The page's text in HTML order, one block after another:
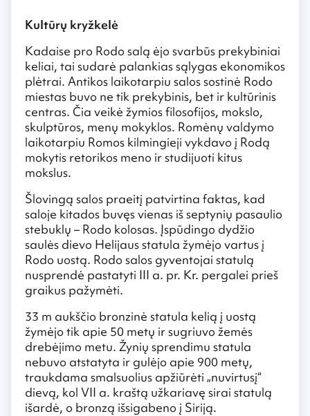
Kultūrų kryžkelė
Kadaise pro Rodo salą ėjo svarbūs prekybiniai
keliai, tai sudarė palankias sąlygas ekonomikos
plėtrai. Antikos laikotarpiu salos sostinė Rodo
miestas buvo ne tik prekybinis, bet ir kultūrinis
centras. Čia veikė žymios filosofijos, mokslo,
skulptūros, menų mokyklos. Romėnų valdymo
laikotarpiu Romos kilmingieji vykdavo į Rodą
mokytis retorikos meno ir studijuoti kitus
mokslus.
Šlovingą salos praeitį patvirtina faktas, kad
saloje kitados buvęs vienas iš septynių pasaulio
stebuklų – Rodo kolosas. Įspūdingo dydžio
saulės dievo Helijaus statula žymėjo vartus į
Rodo uostą. Rodo salos gyventojai statulą
nusprendė pastatyti III a. pr. Kr. pergalei prieš
graikus pažymėti.
33 m aukščio bronzinė statula kelią į uostą
žymėjo tik apie 50 metų ir sugriuvo žemės
drebėjimo metu. Žynių sprendimu statula
nebuvo atstatyta ir gulėjo apie 900 metų,
traukdama smalsuolius apžiūrėti „nuvirtusį“
dievą, kol VII a. kraštą užkariavę sirai statulą
išardė, o bronzą išsigabeno į Siriją.